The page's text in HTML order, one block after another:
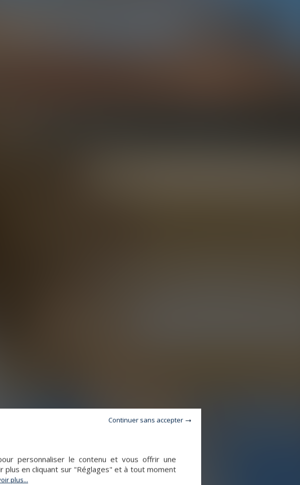
personnaliser le contenu et vous offrir une
en cliquant sur "Réglages" et à tout moment
plus...
Continuer sans accepter